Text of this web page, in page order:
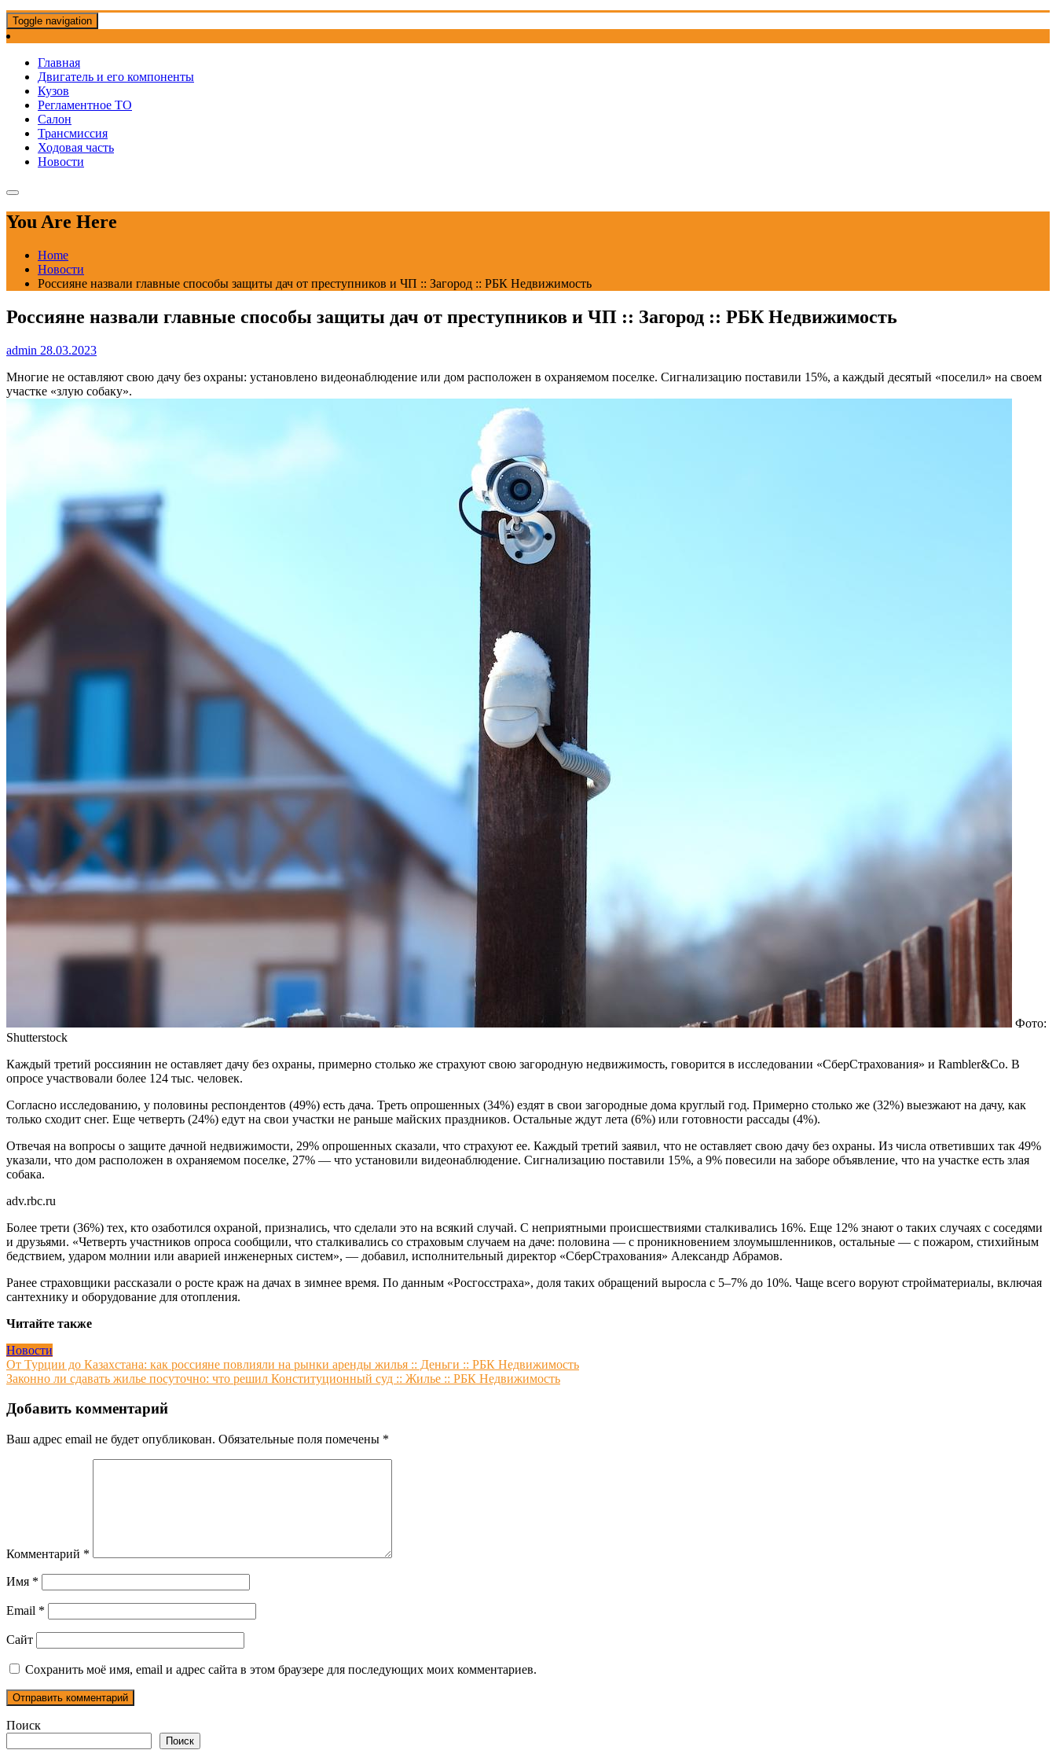
Toggle navigation
Главная
Двигатель и его компоненты
Кузов
Регламентное ТО
Салон
Трансмиссия
Ходовая часть
Новости
You Are Here
Home
Новости
Россияне назвали главные способы защиты дач от преступников и ЧП :: Загород :: РБК Недвижимость
Россияне назвали главные способы защиты дач от преступников и ЧП :: Загород :: РБК Недвижимость
admin 28.03.2023
Многие не оставляют свою дачу без охраны: установлено видеонаблюдение или дом расположен в охраняемом поселке. Сигнализацию поставили 15%, а каждый десятый «поселил» на своем
участке «злую собаку».
Фото:
Shutterstock
Каждый третий россиянин не оставляет дачу без охраны, примерно столько же страхуют свою загородную недвижимость, говорится в исследовании «СберСтрахования» и Rambler&Co. В
опросе участвовали более 124 тыс. человек.
Согласно исследованию, у половины респондентов (49%) есть дача. Треть опрошенных (34%) ездят в свои загородные дома круглый год. Примерно столько же (32%) выезжают на дачу, как
только сходит снег. Еще четверть (24%) едут на свои участки не раньше майских праздников. Остальные ждут лета (6%) или готовности рассады (4%).
Отвечая на вопросы о защите дачной недвижимости, 29% опрошенных сказали, что страхуют ее. Каждый третий заявил, что не оставляет свою дачу без охраны. Из числа ответивших так 49%
указали, что дом расположен в охраняемом поселке, 27% — что установили видеонаблюдение. Сигнализацию поставили 15%, а 9% повесили на заборе объявление, что на участке есть злая
собака.
adv.rbc.ru
Более трети (36%) тех, кто озаботился охраной, признались, что сделали это на всякий случай. С неприятными происшествиями сталкивались 16%. Еще 12% знают о таких случаях с соседями
и друзьями. «Четверть участников опроса сообщили, что сталкивались со страховым случаем на даче: половина — с проникновением злоумышленников, остальные — с пожаром, стихийным
бедствием, ударом молнии или аварией инженерных систем», — добавил, исполнительный директор «СберСтрахования» Александр Абрамов.
Ранее страховщики рассказали о росте краж на дачах в зимнее время. По данным «Росгосстраха», доля таких обращений выросла с 5–7% до 10%. Чаще всего воруют стройматериалы, включая
сантехнику и оборудование для отопления.
Читайте также
Новости
Навигация
по
записям
От Турции до Казахстана: как россияне повлияли на рынки аренды жилья :: Деньги :: РБК Недвижимость
Законно ли сдавать жилье посуточно: что решил Конституционный суд :: Жилье :: РБК Недвижимость
Добавить комментарий
Ваш адрес email не будет опубликован. Обязательные поля помечены *
Комментарий *
Имя *
Email *
Сайт
Сохранить моё имя, email и адрес сайта в этом браузере для последующих моих комментариев.
Поиск
Поиск